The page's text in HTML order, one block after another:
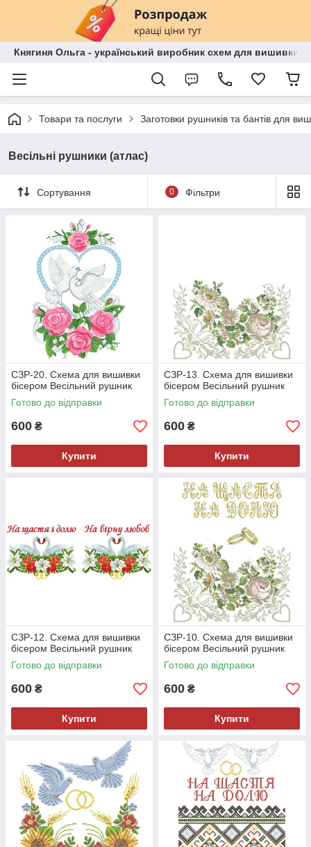
Княгиня Ольга - український виробник схем для вишивки
Товари та послуги Заготовки рушників та бантів для
Весільні рушники (атлас)
Сортування 0 Фільтри
СЗР-20. Схема для вишивки
бісером Весільний рушник
Готово до відправки
600 ₴
Купити
СЗР-13. Схема для вишивки
бісером Весільний рушник
Готово до відправки
600 ₴
Купити
СЗР-12. Схема для вишивки
бісером Весільний рушник
Готово до відправки
600 ₴
Купити
СЗР-10. Схема для вишивки
бісером Весільний рушник
Готово до відправки
600 ₴
Купити